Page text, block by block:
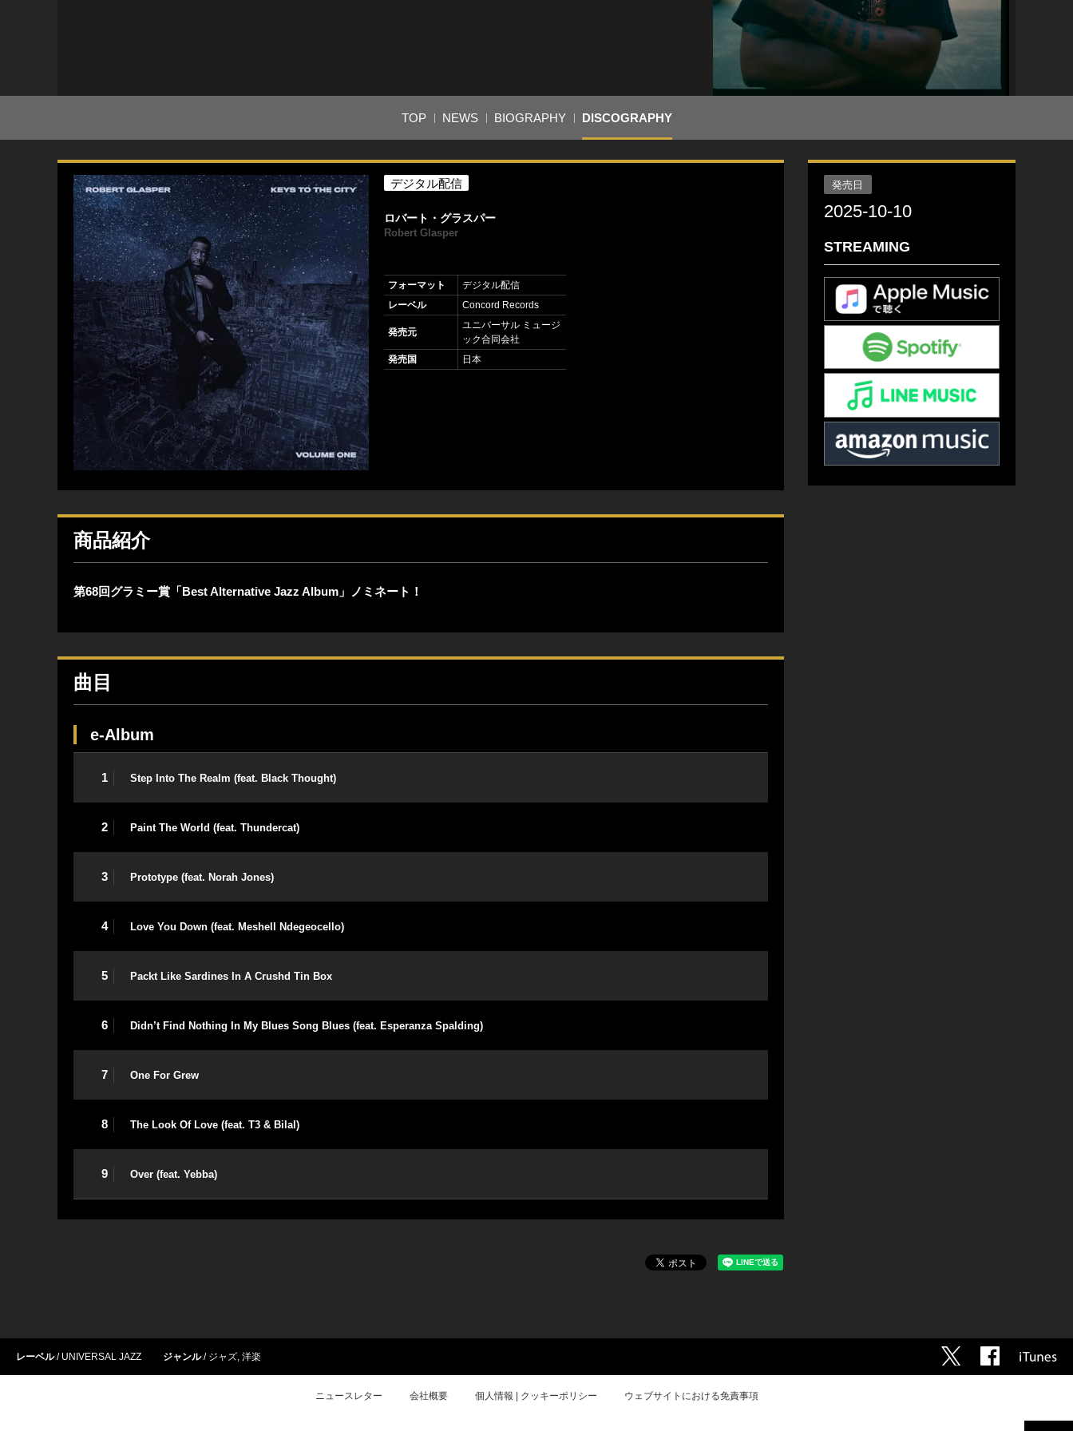
TOP NEWS BIOGRAPHY DISCOGRAPHY
デジタル配信
ロバート・グラスパー
Robert Glasper
フォーマット
デジタル配信
レーベル
Concord Records
発売元
ユニバーサル ミュージ
ック合同会社
発売国
日本
商品紹介
第68回グラミー賞「Best Alternative Jazz Album」ノミネート！
曲目
e-Album
1 Step Into The Realm (feat. Black Thought)
2 Paint The World (feat. Thundercat)
3 Prototype (feat. Norah Jones)
4 Love You Down (feat. Meshell Ndegeocello)
5 Packt Like Sardines In A Crushd Tin Box
6 Didn’t Find Nothing In My Blues Song Blues (feat. Esperanza Spalding)
7 One For Grew
8 The Look Of Love (feat. T3 & Bilal)
9 Over (feat. Yebba)
発売日
2025-10-10
STREAMING
レーベル UNIVERSAL JAZZ ジャンル ジャズ, 洋楽
ニュースレター 会社概要 個人情報 | クッキーポリシー ウェブサイトにおける免責事項